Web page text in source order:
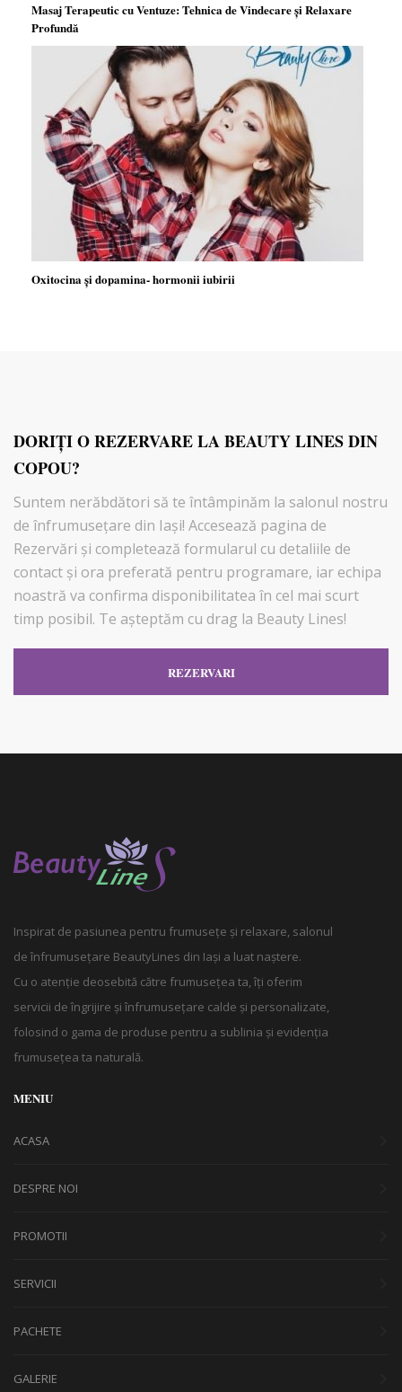
Masaj Terapeutic cu Ventuze: Tehnica de Vindecare și Relaxare
Profundă
Oxitocina și dopamina- hormonii iubirii
DORIŢI O REZERVARE LA BEAUTY LINES DIN
COPOU?
Suntem nerăbdători să te întâmpinăm la salonul nostru
de înfrumusețare din Iași! Accesează pagina de
Rezervări şi completează formularul cu detaliile de
contact și ora preferată pentru programare, iar echipa
noastră va confirma disponibilitatea în cel mai scurt
timp posibil. Te așteptăm cu drag la Beauty Lines!
REZERVARI
Inspirat de pasiunea pentru frumusețe și relaxare, salonul
de înfrumusețare BeautyLines din Iași a luat naștere.
Cu o atenție deosebită către frumusețea ta, îți oferim
servicii de îngrijire și înfrumusețare calde și personalizate,
folosind o gama de produse pentru a sublinia și evidenția
frumusețea ta naturală.
MENIU
ACASA
DESPRE NOI
PROMOTII
SERVICII
PACHETE
GALERIE